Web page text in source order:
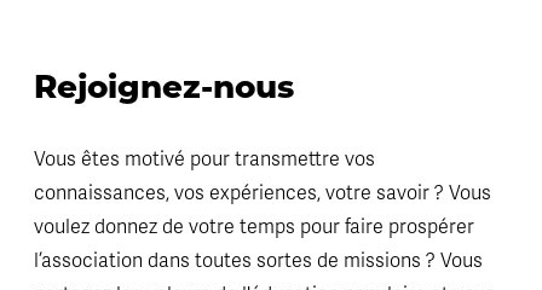
Rejoignez-nous
Vous êtes motivé pour transmettre vos
connaissances, vos expériences, votre savoir ? Vous
voulez donnez de votre temps pour faire prospérer
l’association dans toutes sortes de missions ? Vous